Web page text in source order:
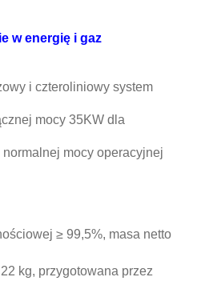
w energię i gaz
i czteroliniowy system
mocy 35KW dla
mocy operacyjnej
≥ 99,5%, masa netto
kg, przygotowana przez